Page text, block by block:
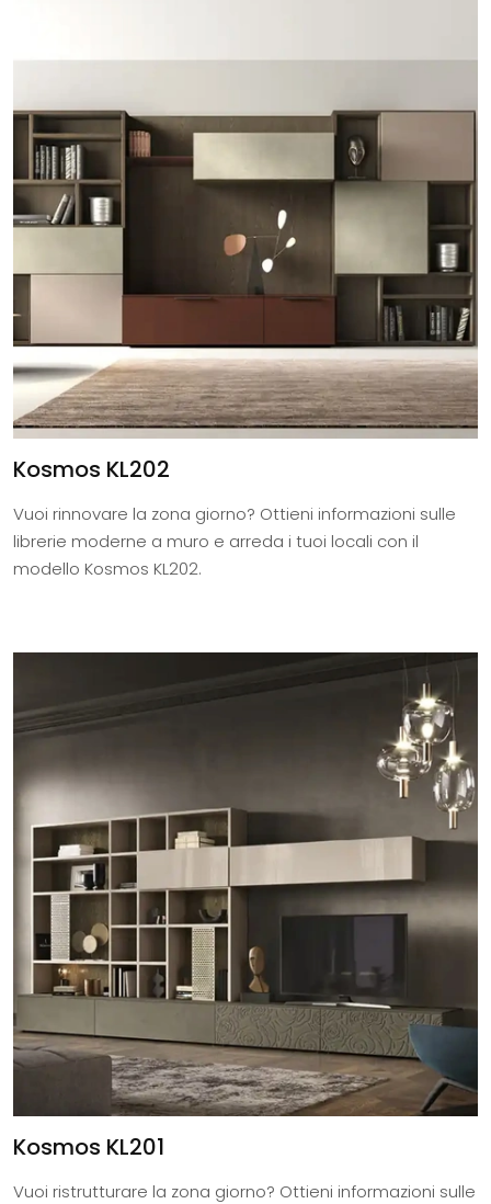
Kosmos KL202
Vuoi rinnovare la zona giorno? Ottieni informazioni sulle
librerie moderne a muro e arreda i tuoi locali con il
modello Kosmos KL202.
Kosmos KL201
Vuoi ristrutturare la zona giorno? Ottieni informazioni sulle